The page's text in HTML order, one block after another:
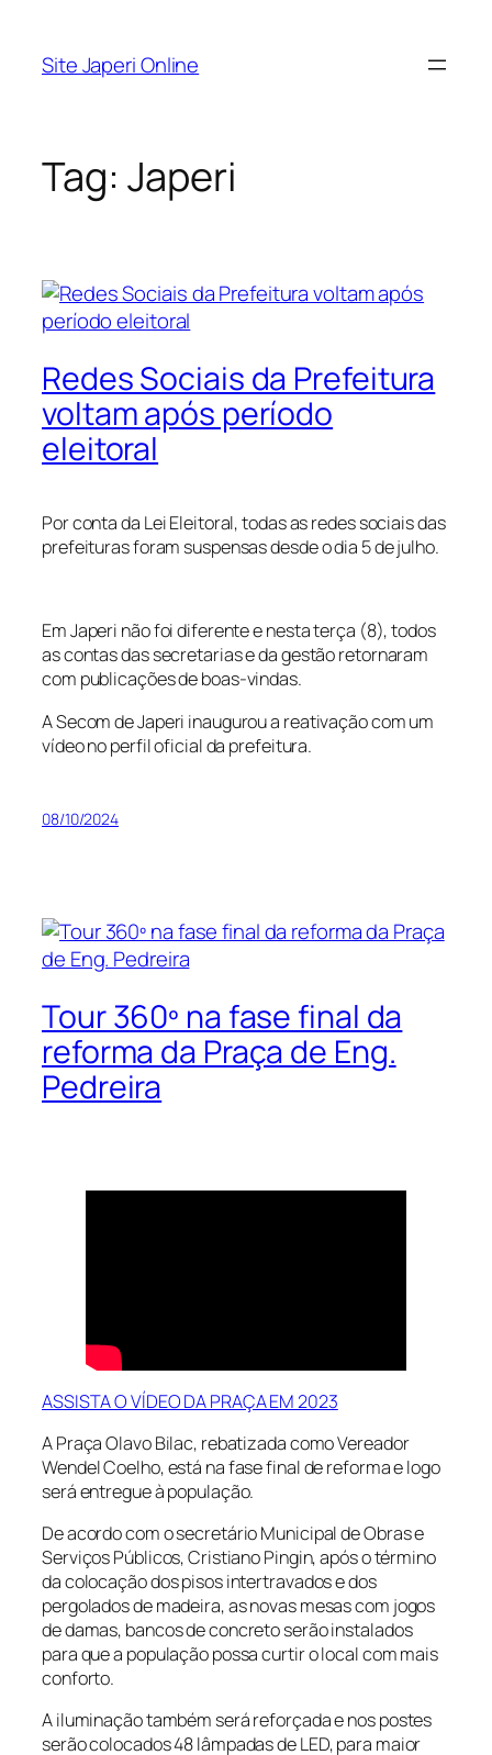
Site Japeri Online
Tag: Japeri
Redes Sociais da Prefeitura
voltam após período
eleitoral
Por conta da Lei Eleitoral, todas as redes sociais das
prefeituras foram suspensas desde o dia 5 de julho.
Em Japeri não foi diferente e nesta terça (8), todos
as contas das secretarias e da gestão retornaram
com publicações de boas-vindas.
A Secom de Japeri inaugurou a reativação com um
vídeo no perfil oficial da prefeitura.
08/10/2024
Tour 360º na fase final da
reforma da Praça de Eng.
Pedreira
ASSISTA O VÍDEO DA PRAÇA EM 2023
A Praça Olavo Bilac, rebatizada como Vereador
Wendel Coelho, está na fase final de reforma e logo
será entregue à população.
De acordo com o secretário Municipal de Obras e
Serviços Públicos, Cristiano Pingin, após o término
da colocação dos pisos intertravados e dos
pergolados de madeira, as novas mesas com jogos
de damas, bancos de concreto serão instalados
para que a população possa curtir o local com mais
conforto.
A iluminação também será reforçada e nos postes
serão colocados 48 lâmpadas de LED, para maior